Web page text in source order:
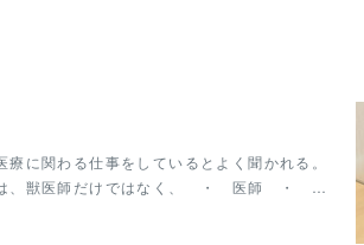
に関わる仕事をしているとよく聞かれる。
は、獣医師だけではなく、 ・ 医師 ・ …